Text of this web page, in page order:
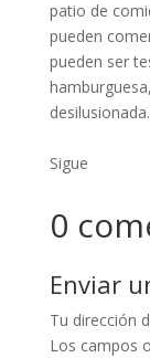
patio de
pueden
pueden ser
desilusionada. ⁣
Sigue
0
Enviar
Tu dirección
Los campos